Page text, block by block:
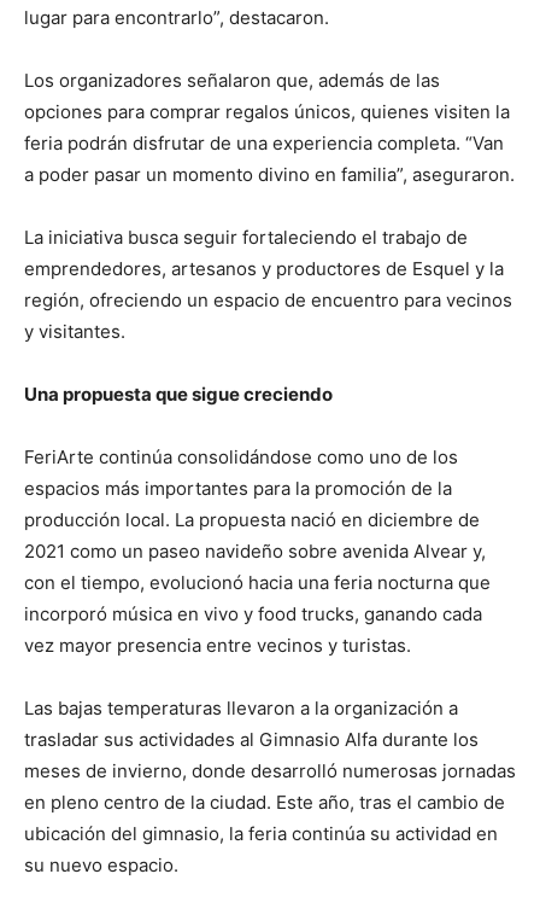
lugar para encontrarlo”, destacaron.
Los organizadores señalaron que, además de las
opciones para comprar regalos únicos, quienes visiten la
feria podrán disfrutar de una experiencia completa. “Van
a poder pasar un momento divino en familia”, aseguraron.
La iniciativa busca seguir fortaleciendo el trabajo de
emprendedores, artesanos y productores de Esquel y la
región, ofreciendo un espacio de encuentro para vecinos
y visitantes.
Una propuesta que sigue creciendo
FeriArte continúa consolidándose como uno de los
espacios más importantes para la promoción de la
producción local. La propuesta nació en diciembre de
2021 como un paseo navideño sobre avenida Alvear y,
con el tiempo, evolucionó hacia una feria nocturna que
incorporó música en vivo y food trucks, ganando cada
vez mayor presencia entre vecinos y turistas.
Las bajas temperaturas llevaron a la organización a
trasladar sus actividades al Gimnasio Alfa durante los
meses de invierno, donde desarrolló numerosas jornadas
en pleno centro de la ciudad. Este año, tras el cambio de
ubicación del gimnasio, la feria continúa su actividad en
su nuevo espacio.